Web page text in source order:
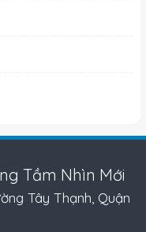
Tầm Nhìn Mới
Tây Thạnh, Quận